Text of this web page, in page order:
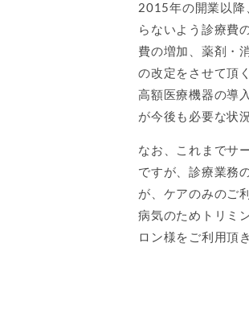
2015年の開業以降
らないよう診療費
費の増加、薬剤・
の改定をさせて頂
高額医療機器の導
が今後も必要な状
なお、これまでサ
ですが、診療業務
が、ケアのみのご
病気のためトリミ
ロン様をご利用頂